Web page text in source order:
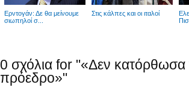
Ερντογάν: Δε θα μείνουμε
σιωπηλοί σ...
Στις κάλπες και οι ιταλοί
0 σχόλια for "«Δεν
πρόεδρο»"